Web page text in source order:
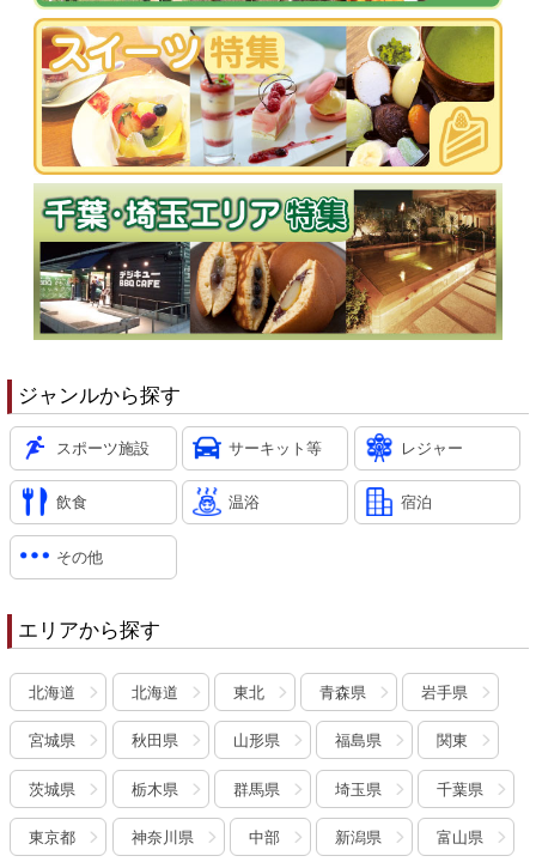
ジャンルから探す
スポーツ施設 サーキット等 レジャー
飲食 温浴 宿泊
その他
エリアから探す
北海道 北海道 東北 青森県 岩手県
宮城県 秋田県 山形県 福島県 関東
茨城県 栃木県 群馬県 埼玉県 千葉県
東京都 神奈川県 中部 新潟県 富山県